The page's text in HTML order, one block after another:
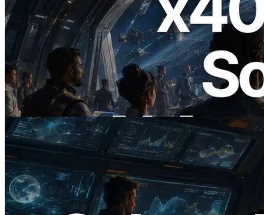
2026.07.04
ERPC startet x402-fähige Solana RPC —
Der Beginn einer Ära, in der KI-Agenten
APIs bei Bedarf bezahlen
Lesen Sie diesen Artikel